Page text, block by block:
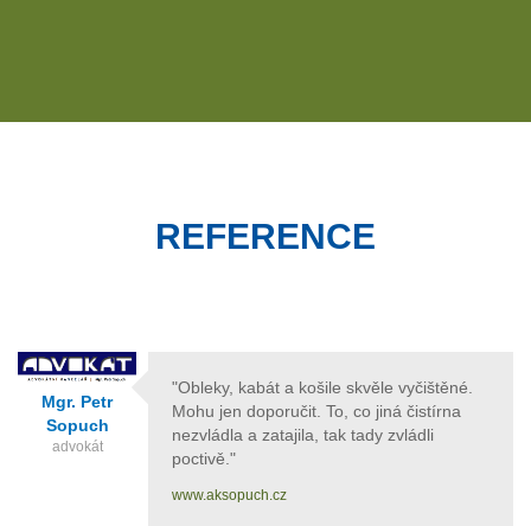
REFERENCE
Mgr. Petr
Sopuch
advokát
"Obleky, kabát a košile skvěle vyčištěné.
Mohu jen doporučit. To, co jiná čistírna
nezvládla a zatajila, tak tady zvládli
poctivě."
www.aksopuch.cz